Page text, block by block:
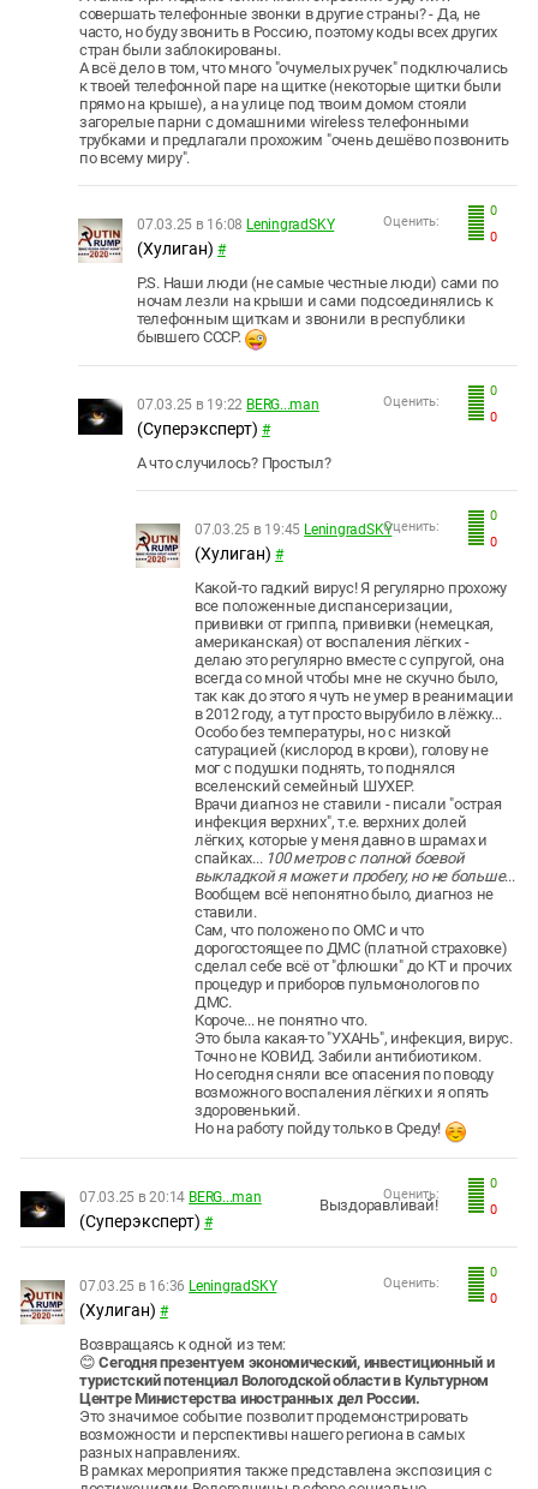
совершать телефонные звонки в другие страны? - Да, не
часто, но буду звонить в Россию, поэтому коды всех других
стран были заблокированы.
А всё дело в том, что много "очумелых ручек" подключались
к твоей телефонной паре на щитке (некоторые щитки были
прямо на крыше), а на улице под твоим домом стояли
загорелые парни с домашними wireless телефонными
трубками и предлагали прохожим "очень дешёво позвонить
по всему миру".
0
0
Оценить:
07.03.25 в 16:08 LeningradSKY
(Хулиган) #
P.S. Наши люди (не самые честные люди) сами по
ночам лезли на крыши и сами подсоединялись к
телефонным щиткам и звонили в республики
бывшего СССР.
0
0
Оценить:
07.03.25 в 19:22 BERG...man
(Суперэксперт) #
А что случилось? Простыл?
0
0
Оценить:
07.03.25 в 19:45 LeningradSKY
(Хулиган) #
Какой-то гадкий вирус! Я регулярно прохожу
все положенные диспансеризации,
прививки от гриппа, прививки (немецкая,
американская) от воспаления лёгких -
делаю это регулярно вместе с супругой, она
всегда со мной чтобы мне не скучно было,
так как до этого я чуть не умер в реанимации
в 2012 году, а тут просто вырубило в лёжку...
Особо без температуры, но с низкой
сатурацией (кислород в крови), голову не
мог с подушки поднять, то поднялся
вселенский семейный ШУХЕР.
Врачи диагноз не ставили - писали "острая
инфекция верхних", т.е. верхних долей
лёгких, которые у меня давно в шрамах и
спайках...100 метров с полной боевой
выкладкой я может и пробегу, но не больше...
Вообщем всё непонятно было, диагноз не
ставили.
Сам, что положено по ОМС и что
дорогостоящее по ДМС (платной страховке)
сделал себе всё от "флюшки" до КТ и прочих
процедур и приборов пульмонологов по
ДМС.
Короче... не понятно что.
Это была какая-то "УХАНЬ", инфекция, вирус.
Точно не КОВИД. Забили антибиотиком.
Но сегодня сняли все опасения по поводу
возможного воспаления лёгких и я опять
здоровенький.
Но на работу пойду только в Среду!
0
0
Оценить:
07.03.25 в 20:14 BERG...man
(Суперэксперт) #
Выздоравливай!
0
0
Оценить:
07.03.25 в 16:36 LeningradSKY
(Хулиган) #
Возвращаясь к одной из тем:
😊Сегодня презентуем экономический, инвестиционный и
туристский потенциал Вологодской области в Культурном
Центре Министерства иностранных дел России.
Это значимое событие позволит продемонстрировать
возможности и перспективы нашего региона в самых
разных направлениях.
В рамках мероприятия также представлена экспозиция с